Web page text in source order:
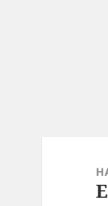
записям